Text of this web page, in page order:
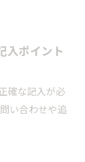
入ポイント
確な記入が必
い合わせや追